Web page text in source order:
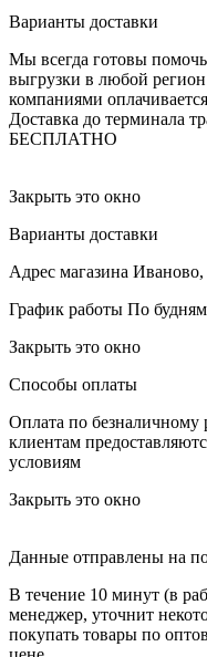
Варианты доставки
Мы всегда готовы помочь
выгрузки в любой
компаниями
Доставка до терминала
БЕСПЛАТНО
Закрыть это окно
Варианты доставки
Адрес магазина Иваново,
График работы По
Закрыть это окно
Способы оплаты
Оплата по безналичному
клиентам
условиям
Закрыть это окно
Данные отправлены на
В течение 10 минут (в
менеджер, уточнит
покупать товары по